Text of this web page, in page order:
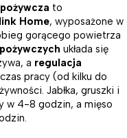
to
Home, wyposażone w
gorącego powietrza
układa się
a regulacja
pracy (od kilku do
Jabłka, gruszki i
w 4-8 godzin, a mięso